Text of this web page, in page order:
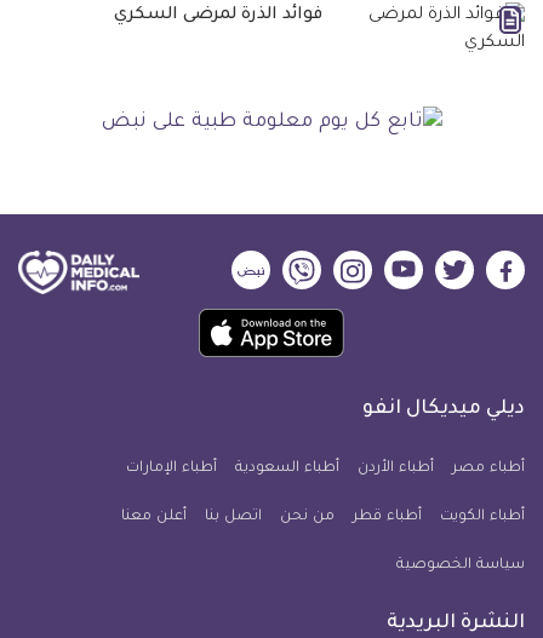
فوائد الذرة لمرضى السكري
ديلي
فيسبوك
ديلي
تويتر
ديلي
ميديكال
يوتيوب
ديلي
ميديكال
انفو
ديلي
ميديكال
انفو
ديلي
ميديكال
انفو
حمل
تطبيق
معلومة
للآيفون
ديلي ميديكال انفو
أطباء مصر أطباء الأردن أطباء السعودية أطباء الإمارات
أطباء الكويت أطباء قطر من نحن اتصل بنا أعلن معنا
سياسة الخصوصية
النشرة البريدية